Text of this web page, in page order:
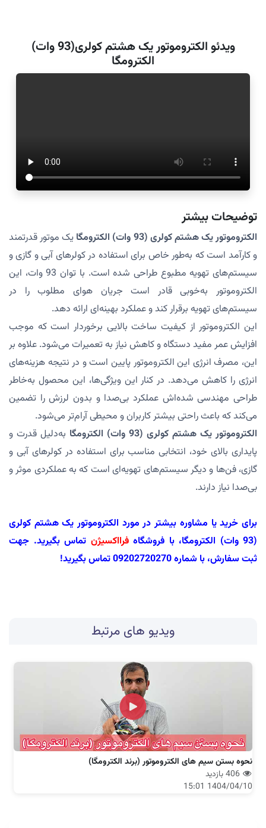
ویدئو الکتروموتور یک هشتم کولری(93 وات)
الکترومگا
توضیحات بیشتر
الکتروموتور یک هشتم کولری (93 وات) الکترومگا
یک موتور قدرتمند
و کارآمد است که به‌طور خاص برای استفاده در کولرهای آبی و گازی و
سیستم‌های تهویه مطبوع طراحی شده است. با توان 93 وات، این
الکتروموتور به‌خوبی قادر است جریان هوای مطلوب را در
سیستم‌های تهویه برقرار کند و عملکرد بهینه‌ای ارائه دهد.
این الکتروموتور از کیفیت ساخت بالایی برخوردار است که موجب
افزایش عمر مفید دستگاه و کاهش نیاز به تعمیرات می‌شود. علاوه بر
این، مصرف انرژی این الکتروموتور پایین است و در نتیجه هزینه‌های
انرژی را کاهش می‌دهد. در کنار این ویژگی‌ها، این محصول به‌خاطر
طراحی مهندسی شده‌اش عملکرد بی‌صدا و بدون لرزش را تضمین
می‌کند که باعث راحتی بیشتر کاربران و محیطی آرام‌تر می‌شود.
الکتروموتور یک هشتم کولری (93 وات) الکترومگا
به‌دلیل قدرت و
پایداری بالای خود، انتخابی مناسب برای استفاده در کولرهای آبی و
گازی، فن‌ها و دیگر سیستم‌های تهویه‌ای است که به عملکردی موثر و
بی‌صدا نیاز دارند.
برای خرید یا مشاوره بیشتر در مورد الکتروموتور یک هشتم کولری
(93 وات) الکترومگا، با فروشگاه
فرااکسیژن تماس بگیرید. جهت
ثبت سفارش، با شماره 09202720270 تماس بگیرید!
ویدیو های مرتبط
نحوه بستن سیم های الکتروموتور (برند الکترومگا)
406 بازدید
1404/04/10 15:01